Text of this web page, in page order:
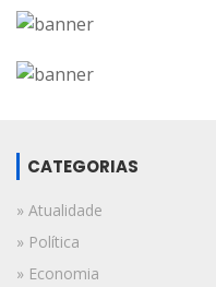
CATEGORIAS
» Atualidade
» Política
» Economia